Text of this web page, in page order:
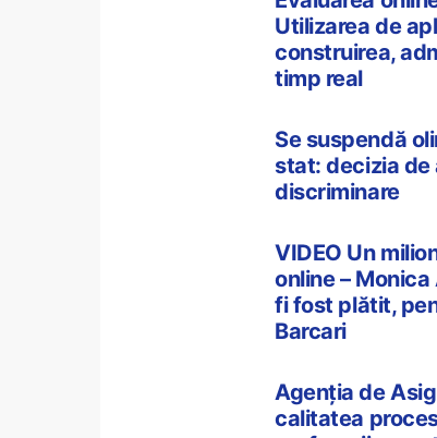
Utilizarea de
construirea,
timp real
Se suspendă
stat: decizia de
discriminare
VIDEO Un
online –
fi fost plătit,
Barcari
Agenția de
calitatea